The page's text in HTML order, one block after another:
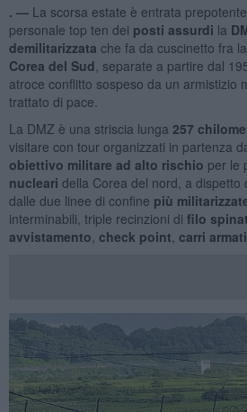
. — La scorsa estate è entrata
personale top ten dei posti assurdi la
demilitarizzata che fa da cuscinetto fra la
Corea del Sud , separate a partire dal
atroce conflitto sospeso da un armistizio
trattato di pace.
La DMZ è una striscia lunga 257
visitare con tour organizzati in partenza
obiettivo militare ad alto rischio per le
nucleari della Corea del nord, a dispetto
dalle due linee di confine più
interminabili, triple recinzioni di filo
avvistamento check point carri armati